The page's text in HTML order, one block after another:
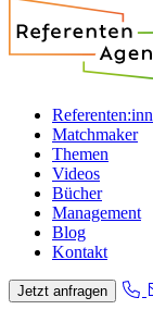
Matchmaker
Themen
Videos
Bücher
Management
Blog
Kontakt
Jetzt anfragen